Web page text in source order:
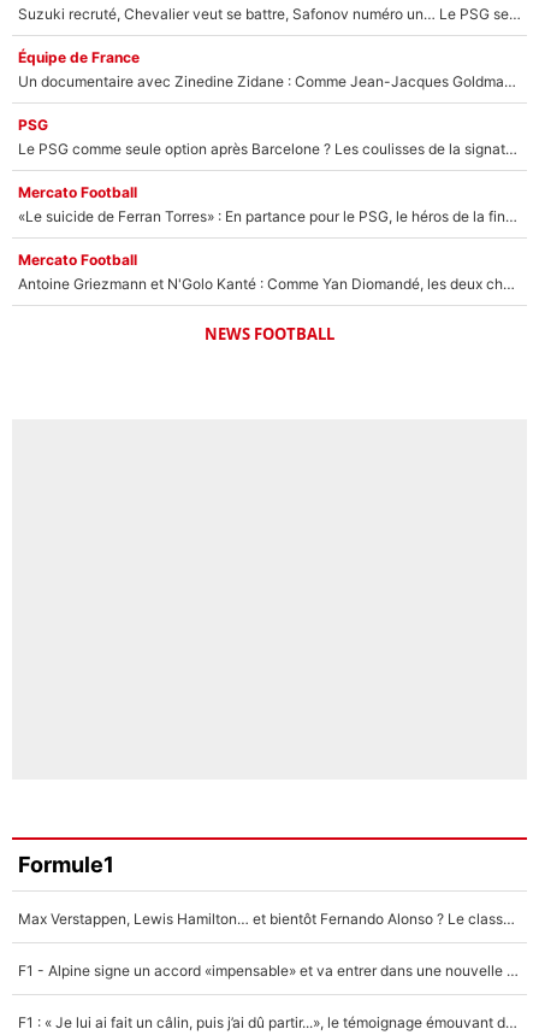
Suzuki recruté, Chevalier veut se battre, Safonov numéro un… Le PSG se lance encore dans un gros chantier pour le poste de gardien de but
Équipe de France
Un documentaire avec Zinedine Zidane : Comme Jean-Jacques Goldman et Mylène Farmer, le nouveau sélectionneur de l'équipe de France a recalé une journaliste très connue
PSG
Le PSG comme seule option après Barcelone ? Les coulisses de la signature historique de Lionel Messi sont révélées au grand jour !
Mercato Football
«Le suicide de Ferran Torres» : En partance pour le PSG, le héros de la finale de la Coupe du monde s'attire les foudres de la presse espagnole !
Mercato Football
Antoine Griezmann et N'Golo Kanté : Comme Yan Diomandé, les deux champions du monde ont refusé de signer au PSG !
NEWS FOOTBALL
Formule1
Max Verstappen, Lewis Hamilton… et bientôt Fernando Alonso ? Le classement des pilotes les mieux payés en Formule 1 risque de changer !
F1 - Alpine signe un accord «impensable» et va entrer dans une nouvelle dimension : Grande nouvelle pour Pierre Gasly !
F1 : « Je lui ai fait un câlin, puis j’ai dû partir...», le témoignage émouvant de Max Verstappen sur sa fille